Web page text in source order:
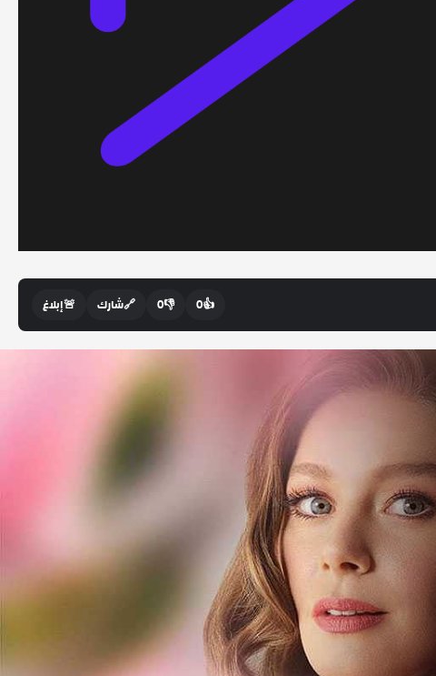
👍
0
👎
0
🔗شارك 🚨إبلاغ